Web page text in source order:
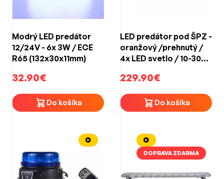
Modrý LED predátor
12/24V - 6x 3W / ECE
R65 (132x30x11mm)
32.90€
Do košíka
LED predátor pod ŠPZ -
oranžový /prehnutý /
4x LED svetlo / 10-30V
229.90€
Do košíka
DOPRAVA ZDARMA